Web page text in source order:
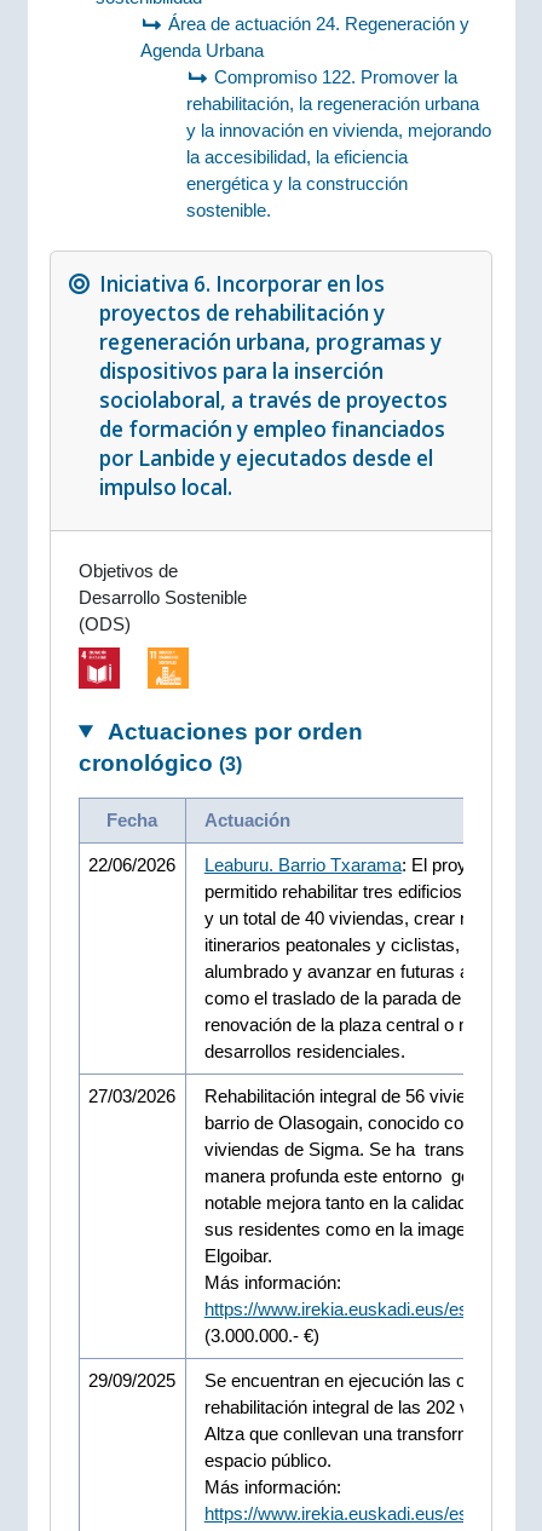
Área de actuación 24. Regeneración y
Agenda Urbana
Compromiso 122. Promover la
rehabilitación, la regeneración urbana
y la innovación en vivienda, mejorando
la accesibilidad, la eficiencia
energética y la construcción
sostenible.
Iniciativa 6. Incorporar en los
proyectos de rehabilitación y
regeneración urbana, programas y
dispositivos para la inserción
sociolaboral, a través de proyectos
de formación y empleo financiados
por Lanbide y ejecutados desde el
impulso local.
Objetivos de
Desarrollo Sostenible
(ODS)
Actuaciones por orden
cronológico (3)
Fecha Actuación
22/06/2026 Leaburu. Barrio Txarama: El proyecto ha
permitido rehabilitar tres edificios
y un total de 40 viviendas, crear nuevos
itinerarios peatonales y ciclistas, mejorar el
alumbrado y avanzar en futuras
como el traslado de la parada de autobús
renovación de la plaza central o nuevos
desarrollos residenciales.
27/03/2026
Rehabilitación integral de 56 viviendas en
barrio de Olasogain, conocido como las
viviendas de Sigma. Se ha transformando
manera profunda este entorno generando
notable mejora tanto en la calidad de vida
sus residentes como en la imagen urbana
Elgoibar.
Más información:
https://www.irekia.euskadi.eus/es/news/
(3.000.000.- €)
29/09/2025
Se encuentran en ejecución las obras de
rehabilitación integral de las 202 viviendas
Altza que conllevan una transformación del
espacio público.
Más información:
https://www.irekia.euskadi.eus/es/news/